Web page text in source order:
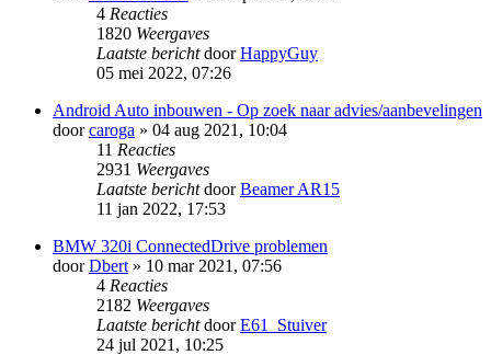
4 Reacties
1820 Weergaves
Laatste berichtdoorHappyGuy
05 mei 2022, 07:26
Android Auto inbouwen - Op zoek naar advies/aanbevelingen
doorcaroga » 04 aug 2021, 10:04
11 Reacties
2931 Weergaves
Laatste berichtdoorBeamer AR15
11 jan 2022, 17:53
BMW 320i ConnectedDrive problemen
doorDbert » 10 mar 2021, 07:56
4 Reacties
2182 Weergaves
Laatste berichtdoorE61_Stuiver
24 jul 2021, 10:25